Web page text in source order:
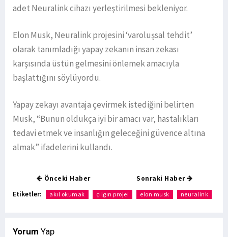
adet Neuralink cihazı yerleştirilmesi bekleniyor.
Elon Musk, Neuralink projesini ‘varoluşsal tehdit’
olarak tanımladığı yapay zekanın insan zekası
karşısında üstün gelmesini önlemek amacıyla
başlattığını söylüyordu.
Yapay zekayı avantaja çevirmek istediğini belirten
Musk, “Bunun oldukça iyi bir amacı var, hastalıkları
tedavi etmek ve insanlığın geleceğini güvence altına
almak” ifadelerini kullandı.
Önceki Haber Sonraki Haber
Etiketler: akıl okumak çılgın projei elon musk neuralink
Yorum Yap